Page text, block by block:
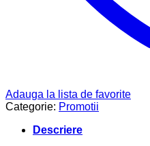
Adauga la lista de favorite
Categorie: Promotii
Descriere